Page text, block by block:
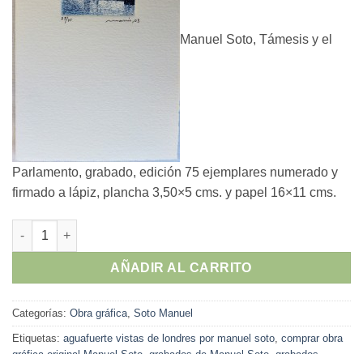
Manuel Soto, Támesis y el
Parlamento, grabado, edición 75 ejemplares numerado y
firmado a lápiz, plancha 3,50×5 cms. y papel 16×11 cms.
Manuel Soto - " Rio Támesis y el Parlamento de Londres"
AÑADIR AL CARRITO
Categorías: Obra gráfica Soto Manuel
Etiquetas: aguafuerte vistas de londres por manuel soto comprar obra